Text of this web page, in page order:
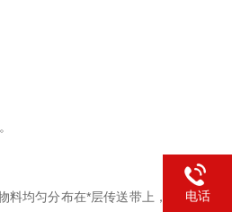
均匀分布在*层传送带上，
电话